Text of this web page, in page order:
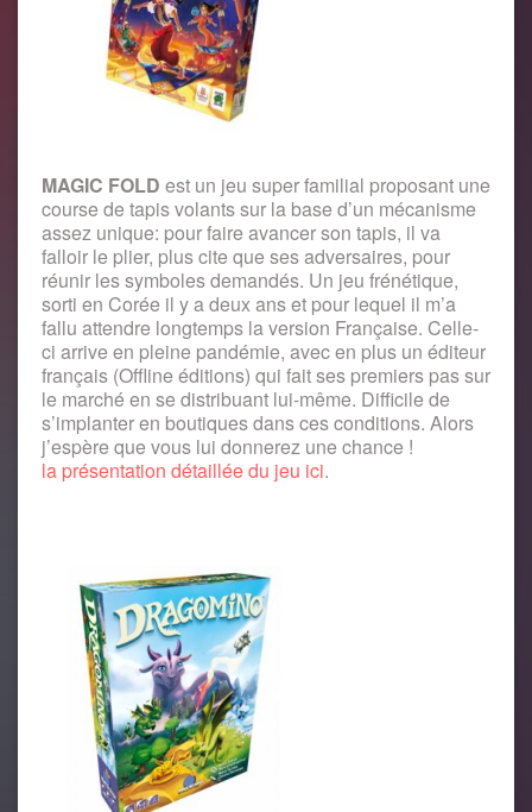
MAGIC FOLD est un jeu super familial proposant une
course de tapis volants sur la base d’un mécanisme
assez unique: pour faire avancer son tapis, il va
falloir le plier, plus cite que ses adversaires, pour
réunir les symboles demandés. Un jeu frénétique,
sorti en Corée il y a deux ans et pour lequel il m’a
fallu attendre longtemps la version Française. Celle-
ci arrive en pleine pandémie, avec en plus un éditeur
français (Offline éditions) qui fait ses premiers pas sur
le marché en se distribuant lui-même. Difficile de
s’implanter en boutiques dans ces conditions. Alors
j’espère que vous lui donnerez une chance !
la présentation détaillée du jeu ici.